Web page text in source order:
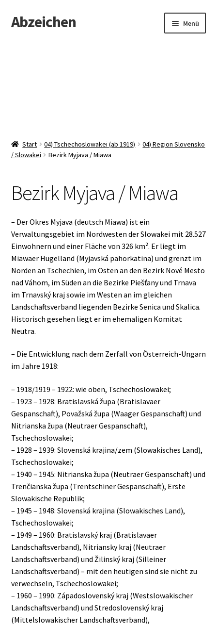
Zur
Navigation
Zum
Inhalt
Abzeichen Menü
Start 04) Tschechoslowakei (ab 1919)
04) Region Slovensko
/ Slowakei
Bezirk Myjava / Miawa
Bezirk Myjava / Miawa
– Der Okres Myjava (deutsch Miawa) ist ein
Verwaltungsgebiet im Nordwesten der Slowakei mit 28.527
Einwohnern und einer Fläche von 326 km². Er liegt im
Miawaer Hügelland (Myjavská pahorkatina) und grenzt im
Norden an Tschechien, im Osten an den Bezirk Nové Mesto
nad Váhom, im Süden an die Bezirke Piešťany und Trnava
im Trnavský kraj sowie im Westen an im gleichen
Landschaftsverband liegenden Bezirke Senica und Skalica.
Historisch gesehen liegt er im ehemaligen Komitat
Neutra.
– Die Entwicklung nach dem Zerfall von Österreich-Ungarn
im Jahre 1918:
– 1918/1919 – 1922: wie oben, Tschechoslowakei;
– 1923 – 1928: Bratislavská župa (Bratislavaer
Gespanschaft), Považská župa (Waager Gespanschaft) und
Nitrianska župa (Neutraer Gespanschaft),
Tschechoslowakei;
– 1928 – 1939: Slovenská krajina/zem (Slowakisches Land),
Tschechoslowakei;
– 1940 – 1945: Nitrianska župa (Neutraer Gespanschaft) und
Trenčianska župa (Trentschiner Gespanschaft), Erste
Slowakische Republik;
– 1945 – 1948: Slovenská krajina (Slowakisches Land),
Tschechoslowakei;
– 1949 – 1960: Bratislavský kraj (Bratislavaer
Landschaftsverband), Nitriansky kraj (Neutraer
Landschaftsverband) und Žilinský kraj (Silleiner
Landschaftsverband) – mit den heutigen sind sie nicht zu
verwechseln, Tschechoslowakei;
– 1960 – 1990: Západoslovenský kraj (Westslowakischer
Landschaftsverband) und Stredoslovenský kraj
(Mittelslowakischer Landschaftsverband),